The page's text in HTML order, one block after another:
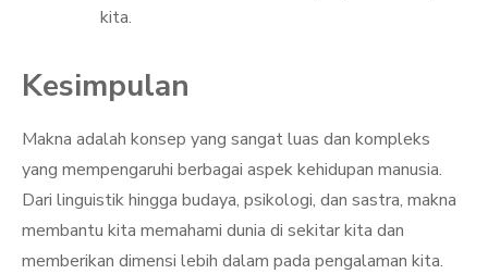
kita.
Kesimpulan
Makna adalah konsep yang sangat luas dan kompleks
yang mempengaruhi berbagai aspek kehidupan manusia.
Dari linguistik hingga budaya, psikologi, dan sastra, makna
membantu kita memahami dunia di sekitar kita dan
memberikan dimensi lebih dalam pada pengalaman kita.